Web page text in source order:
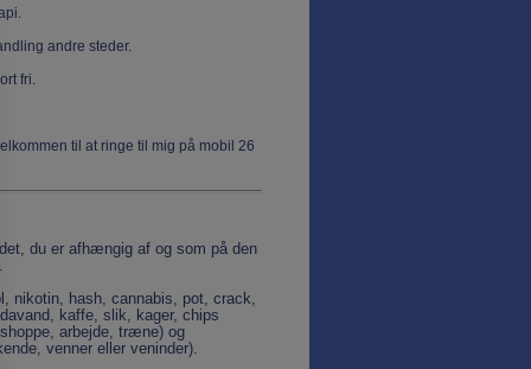
andre steder.
fri.
til at ringe til mig på mobil 26
du er afhængig af og som på den
nikotin, hash, cannabis, pot, crack,
kaffe, slik, kager, chips
arbejde, træne) og
venner eller veninder).